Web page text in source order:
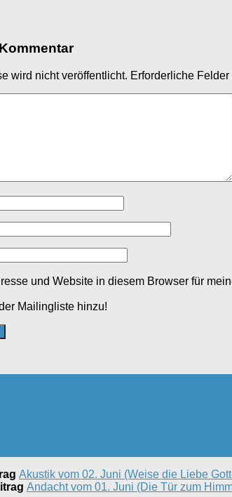
wird nicht veröffentlicht. Erforderliche
und Website in diesem Browser für
Mailingliste hinzu!
Akustik vom 02. Juni (Weise die Liebe
Andacht vom 01. Juni (Die Tür zum